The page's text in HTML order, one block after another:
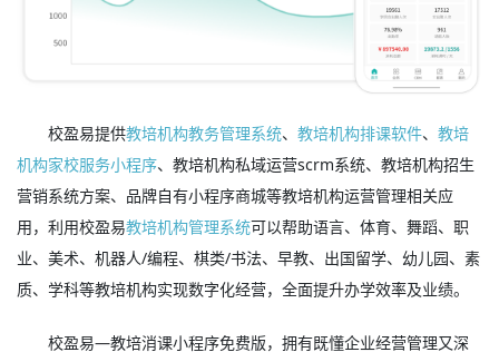
校盈易提供教培机构教务管理系统、教培机构排课软件、教培
机构家校服务小程序、教培机构私域运营scrm系统、教培机构招生
营销系统方案、品牌自有小程序商城等教培机构运营管理相关应
用，利用校盈易教培机构管理系统可以帮助语言、体育、舞蹈、职
业、美术、机器人/编程、棋类/书法、早教、出国留学、幼儿园、素
质、学科等教培机构实现数字化经营，全面提升办学效率及业绩。
校盈易—教培消课小程序免费版，拥有既懂企业经营管理又深